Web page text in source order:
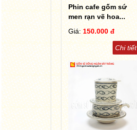
Phin cafe gốm sứ
men rạn vẽ hoa...
Giá: 150.000 đ
Chi tiết